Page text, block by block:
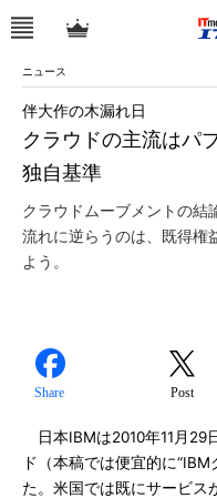
ニュース
クラウドの主流は
独自基準
伴大作の木漏れ日
クラウドムーブメントの結
流れに逆らうのは、既得権
よう。
Share Post
日本IBMは2010年11月29
ド（本稿では便宜的に
た。米国では既にサービス